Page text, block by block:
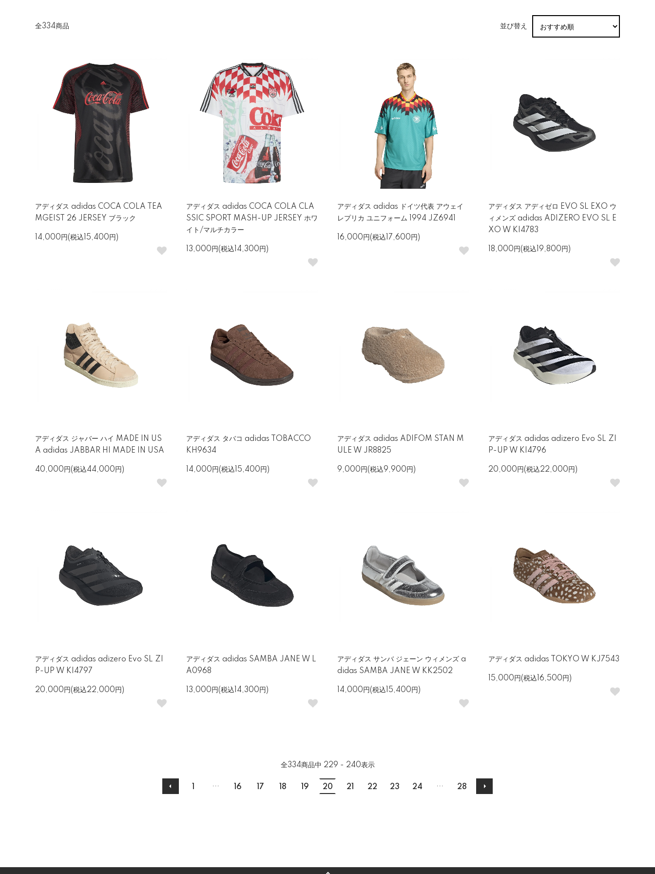
全334商品 並び替え
アディダス adidas COCA COLA TEA
MGEIST 26 JERSEY ブラック
14,000円(税込15,400円)
アディダス adidas COCA COLA CLA
SSIC SPORT MASH-UP JERSEY ホワ
イト/マルチカラー
13,000円(税込14,300円)
アディダス adidas ドイツ代表 アウェイ
レプリカ ユニフォーム 1994 JZ6941
16,000円(税込17,600円)
アディダス アディゼロ EVO SL EXO ウ
ィメンズ adidas ADIZERO EVO SL E
XO W KI4783
18,000円(税込19,800円)
アディダス ジャバー ハイ MADE IN US
A adidas JABBAR HI MADE IN USA
40,000円(税込44,000円)
アディダス タバコ adidas TOBACCO
KH9634
14,000円(税込15,400円)
アディダス adidas ADIFOM STAN M
ULE W JR8825
9,000円(税込9,900円)
アディダス adidas adizero Evo SL ZI
P-UP W KI4796
20,000円(税込22,000円)
アディダス adidas adizero Evo SL ZI
P-UP W KI4797
20,000円(税込22,000円)
アディダス adidas SAMBA JANE W L
A0968
13,000円(税込14,300円)
アディダス サンバ ジェーン ウィメンズ a
didas SAMBA JANE W KK2502
14,000円(税込15,400円)
アディダス adidas TOKYO W KJ7543
15,000円(税込16,500円)
全334商品中 229 - 240表示
... 16 17 18 19 20 21 22 23 24 ... 28